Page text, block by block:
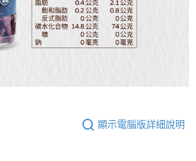
顯示電腦版詳細說明